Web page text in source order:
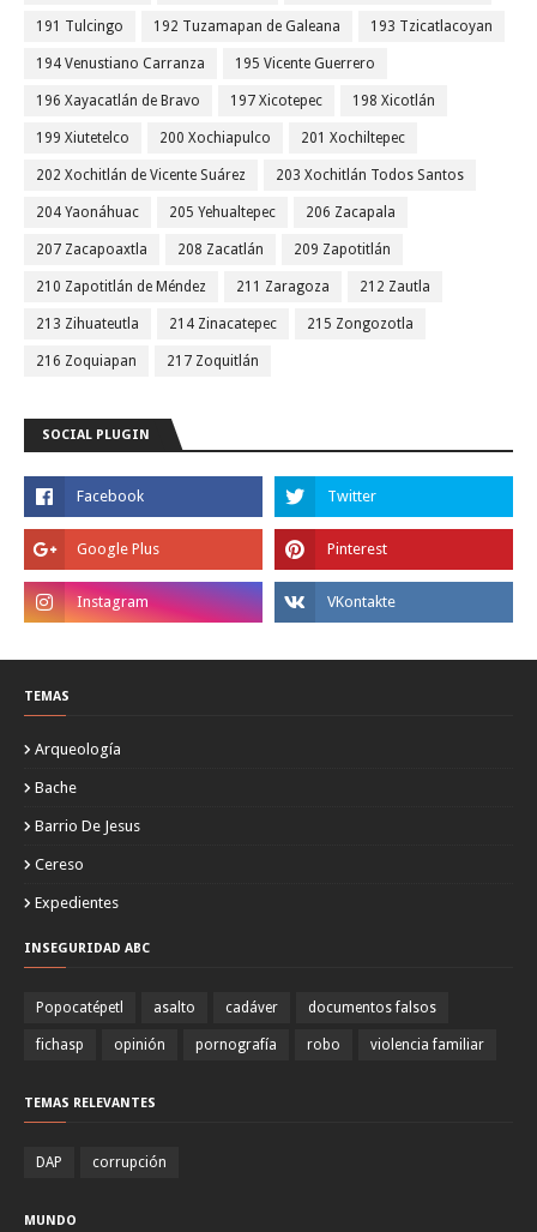
191 Tulcingo 192 Tuzamapan de Galeana 193 Tzicatlacoyan
194 Venustiano Carranza 195 Vicente Guerrero
196 Xayacatlán de Bravo 197 Xicotepec 198 Xicotlán
199 Xiutetelco 200 Xochiapulco 201 Xochiltepec
202 Xochitlán de Vicente Suárez 203 Xochitlán Todos Santos
204 Yaonáhuac 205 Yehualtepec 206 Zacapala
207 Zacapoaxtla 208 Zacatlán 209 Zapotitlán
210 Zapotitlán de Méndez 211 Zaragoza 212 Zautla
213 Zihuateutla 214 Zinacatepec 215 Zongozotla
216 Zoquiapan 217 Zoquitlán
SOCIAL PLUGIN
TEMAS
Arqueología
Bache
Barrio De Jesus
Cereso
Expedientes
INSEGURIDAD ABC
Popocatépetl asalto cadáver documentos falsos
fichasp opinión pornografía robo violencia familiar
TEMAS RELEVANTES
DAP corrupción
MUNDO